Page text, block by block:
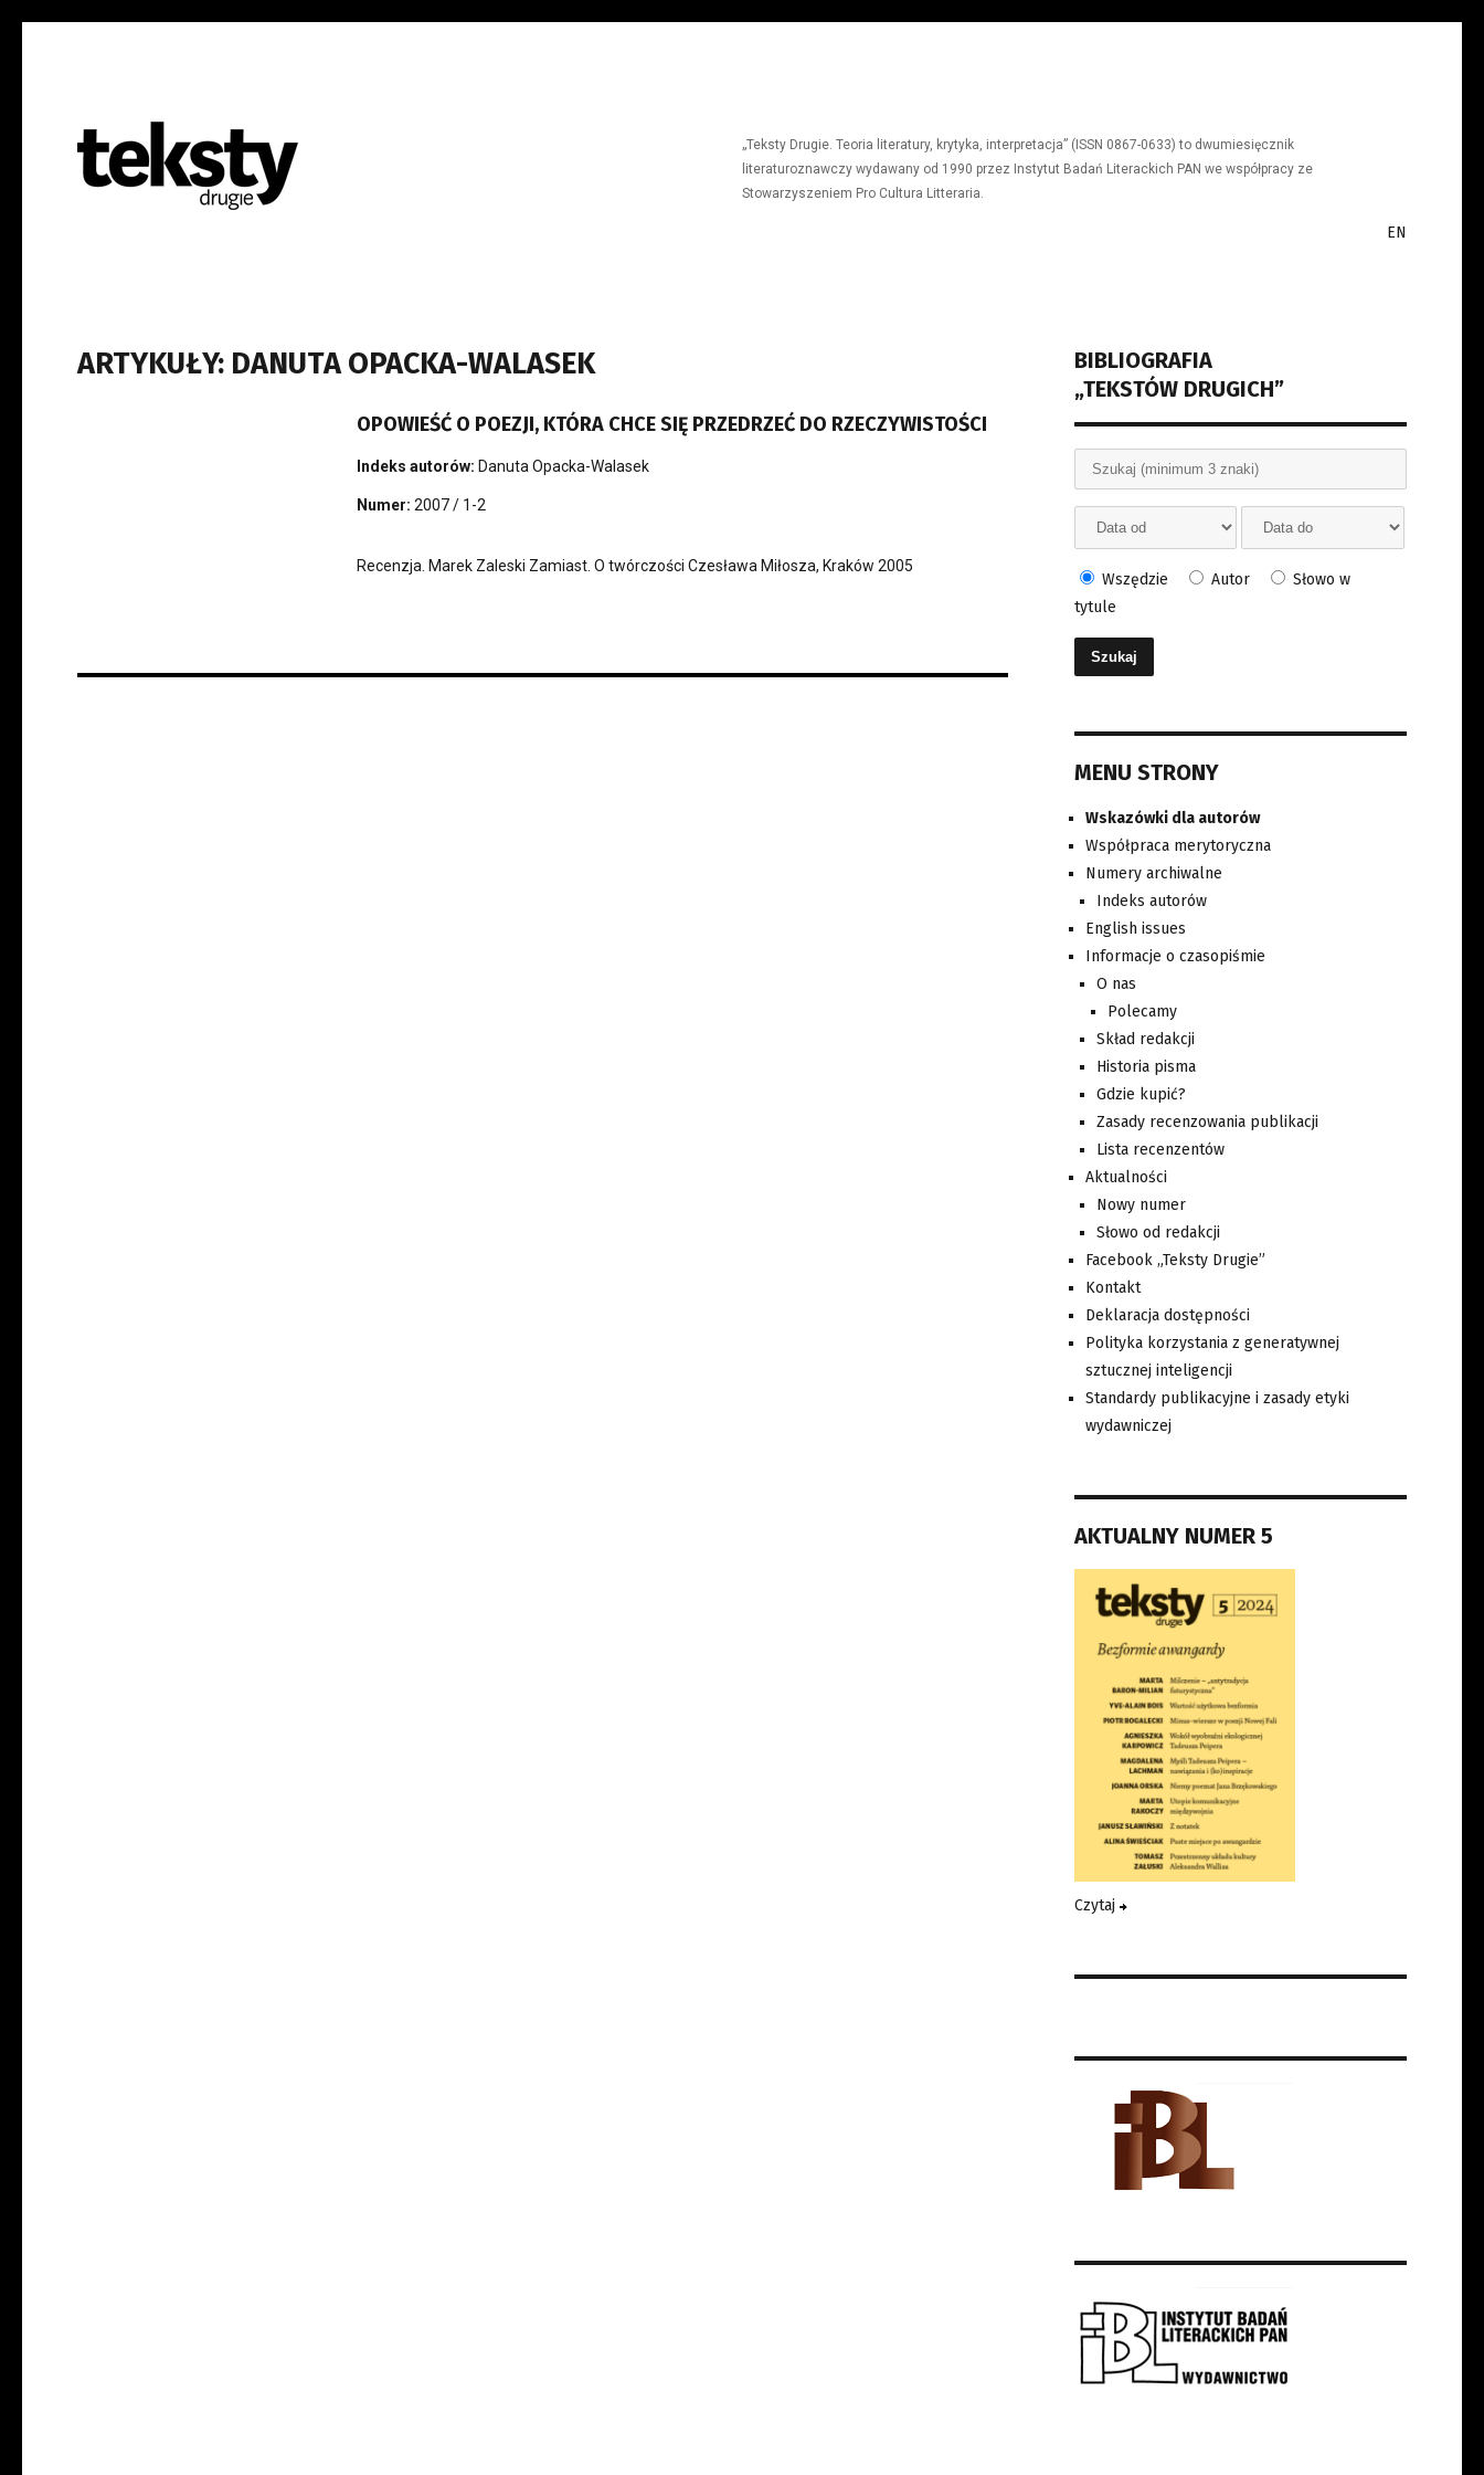
„Teksty Drugie. Teoria literatury, krytyka, interpretacja” (ISSN 0867-0633) to dwumiesięcznik
literaturoznawczy wydawany od 1990 przez Instytut Badań Literackich PAN we współpracy ze
Stowarzyszeniem Pro Cultura Litteraria.
EN
ARTYKUŁY: DANUTA OPACKA-WALASEK
OPOWIEŚĆ O POEZJI, KTÓRA CHCE SIĘ PRZEDRZEĆ DO RZECZYWISTOŚCI
Indeks autorów: Danuta Opacka-Walasek
Numer: 2007 / 1-2
Recenzja. Marek Zaleski Zamiast. O twórczości Czesława Miłosza, Kraków 2005
BIBLIOGRAFIA
„TEKSTÓW DRUGICH”
Wszędzie Autor
Słowo w
tytule
MENU STRONY
Wskazówki dla autorów
Współpraca merytoryczna
Numery archiwalne
Indeks autorów
English issues
Informacje o czasopiśmie
O nas
Polecamy
Skład redakcji
Historia pisma
Gdzie kupić?
Zasady recenzowania publikacji
Lista recenzentów
Aktualności
Nowy numer
Słowo od redakcji
Facebook „Teksty Drugie”
Kontakt
Deklaracja dostępności
Polityka korzystania z generatywnej
sztucznej inteligencji
Standardy publikacyjne i zasady etyki
wydawniczej
AKTUALNY NUMER 5
Czytaj